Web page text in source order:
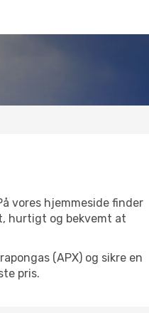
vores hjemmeside finder
hurtigt og bekvemt at
(APX) og sikre en
pris.